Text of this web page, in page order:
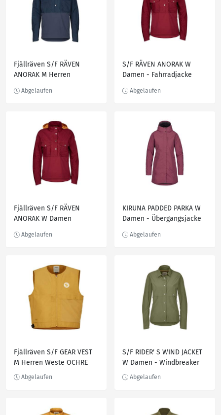
Fjällräven S/F RÄVEN
ANORAK M Herren
S/F RÄVEN ANORAK W
Damen - Fahrradjacke
Fjällräven S/F RÄVEN
ANORAK W Damen
POMEGRANATE RED
KIRUNA PADDED PARKA W
Damen - Übergangsjacke
Fjällräven S/F GEAR VEST
M Herren Weste OCHRE
S/F RIDER' S WIND JACKET
W Damen - Windbreaker